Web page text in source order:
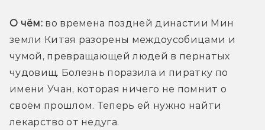
О чём: во времена поздней династии Мин
земли Китая разорены междоусобицами и
чумой, превращающей людей в пернатых
чудовищ. Болезнь поразила и пиратку по
имени Учан, которая ничего не помнит о
своём прошлом. Теперь ей нужно найти
лекарство от недуга.